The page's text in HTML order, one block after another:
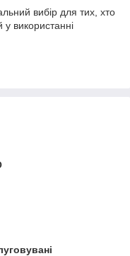
вибір для тих, хто
у використанні